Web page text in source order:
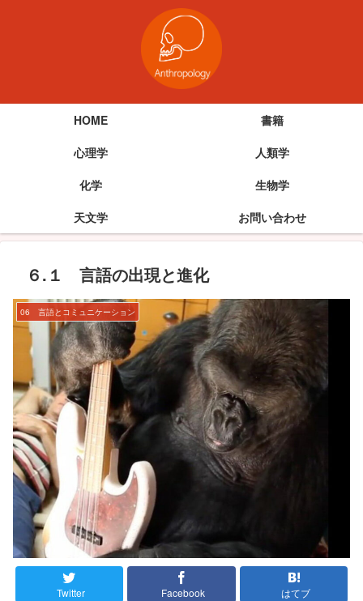
HOME
書籍
心理学
人類学
化学
生物学
天文学
お問い合わせ
６.１ 言語の出現と進化
06 言語とコミュニケーション
Twitter Facebook はてブ